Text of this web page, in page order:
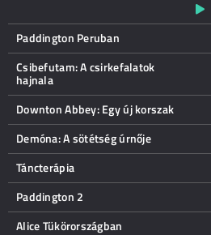
Paddington Peruban
Csibefutam: A csirkefalatok
hajnala
Downton Abbey: Egy új korszak
Demóna: A sötétség úrnője
Táncterápia
Paddington 2
Alice Tükörországban